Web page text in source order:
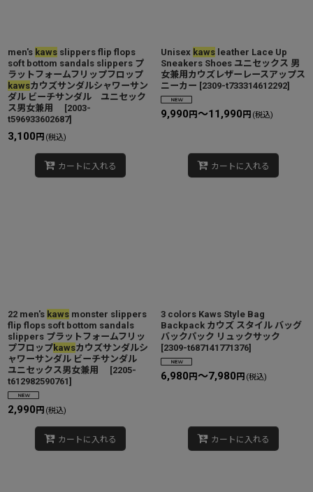
men's kaws slippers flip flops
soft bottom sandals slippers プ
ラットフォームフリップフロップ
kawsカウズサンダルシャワーサン
ダル ビーチサンダル ユニセック
ス男女兼用
[2003-
t596933602687]
3,100 円 (税込)
カートに入れる
Unisex kaws leather Lace Up
Sneakers Shoes ユニセックス 男
女兼用カウズレザーレースアップス
ニーカー [2309-t733314612292]
9,990 円 ～11,990 円 (税込)
カートに入れる
22 men's kaws monster slippers
flip flops soft bottom sandals
slippers プラットフォームフリッ
プフロップ kawsカウズサンダルシ
ャワーサンダル ビーチサンダル
ユニセックス男女兼用
[2205-
t612982590761]
2,990 円 (税込)
カートに入れる
3 colors Kaws Style Bag
Backpack カウズ スタイル バッグ
バックパック リュックサック
[2309-t687141771376]
6,980 円 ～7,980 円 (税込)
カートに入れる